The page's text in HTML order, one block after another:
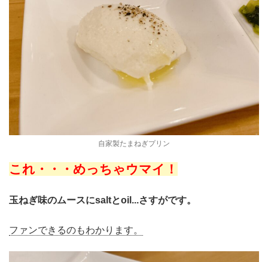
自家製たまねぎプリン
これ・・・めっちゃウマイ！
玉ねぎ味のムースにsaltとoil...さすがです。
ファンできるのもわかります。